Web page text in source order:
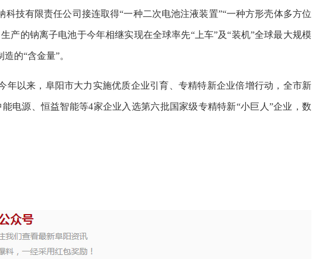
技有限责任公司接连取得“一种二次电池注液装置”“一种方形壳体多方位
产的钠离子电池于今年相继实现在全球率先“上车”及“装机”全球最大规模
的“含金量”。
年以来，阜阳市大力实施优质企业引育、专精特新企业倍增行动，全市新
电源、恒益智能等4家企业入选第六批国家级专精特新“小巨人”企业，数